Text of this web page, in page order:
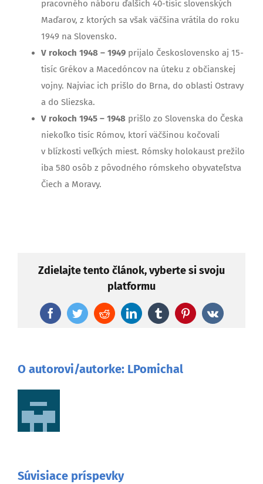
pracovného náboru ďalších 40-tisíc slovenských
Maďarov, z ktorých sa však väčšina vrátila do roku
1949 na Slovensko.
V rokoch 1948 – 1949 prijalo Československo aj 15-
tisíc Grékov a Macedóncov na úteku z občianskej
vojny. Najviac ich prišlo do Brna, do oblasti Ostravy
a do Sliezska.
V rokoch 1945 – 1948 prišlo zo Slovenska do Česka
niekoľko tisíc Rómov, ktorí väčšinou kočovali
v blízkosti veľkých miest. Rómsky holokaust prežilo
iba 580 osôb z pôvodného rómskeho obyvateľstva
Čiech a Moravy.
Zdielajte tento článok, vyberte si svoju
platformu
FacebookTwitterRedditLinkedInTumblr Pinterest
Vk
O autorovi/autorke: LPomichal
Súvisiace príspevky